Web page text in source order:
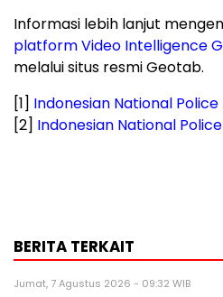
Informasi lebih lanjut
platform Video Intelligence
melalui situs resmi Geotab.
[1] Indonesian National
[2] Indonesian National
BERITA TERKAIT
Jumat, 7 Agustus 2026 - 09:32 WIB